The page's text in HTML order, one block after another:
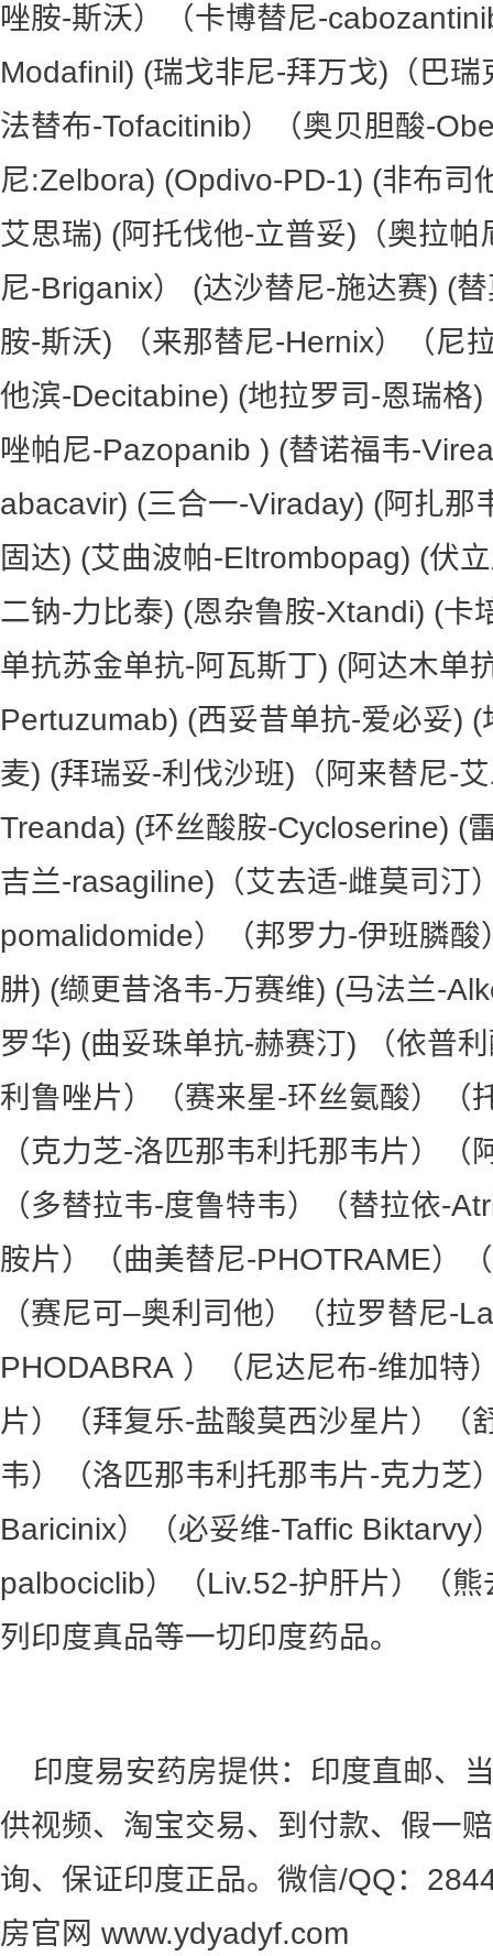
唑胺-斯沃）（卡博替尼-
Modafinil) (瑞戈非尼-拜万戈)（巴
法替布-Tofacitinib）（奥贝胆酸-
尼:Zelbora) (Opdivo-PD-1) (非布司
艾思瑞) (阿托伐他-立普妥)（奥拉
尼-Briganix） (达沙替尼-施达赛) (
胺-斯沃) （来那替尼-Hernix）（尼
他滨-Decitabine) (地拉罗司-恩瑞格
唑帕尼-Pazopanib ) (替诺福韦-
abacavir) (三合一-Viraday) (阿扎那
固达) (艾曲波帕-Eltrombopag) (伏
二钠-力比泰) (恩杂鲁胺-Xtandi) (卡
单抗苏金单抗-阿瓦斯丁) (阿达木单
Pertuzumab) (西妥昔单抗-爱必妥)
麦) (拜瑞妥-利伐沙班)（阿来替尼-
Treanda) (环丝酸胺-Cycloserine) (
吉兰-rasagiline)（艾去适-雌莫司汀
pomalidomide）（邦罗力-伊班膦
肼) (缬更昔洛韦-万赛维) (马法兰-
罗华) (曲妥珠单抗-赫赛汀) （依普
利鲁唑片）（赛来星-环丝氨酸）（
（克力芝-洛匹那韦利托那韦片）（
（多替拉韦-度鲁特韦）（替拉依-
胺片）（曲美替尼-PHOTRAME）
（赛尼可–奥利司他）（拉罗替尼-
PHODABRA ）（尼达尼布-维加特
片）（拜复乐-盐酸莫西沙星片）（
韦）（洛匹那韦利托那韦片-克力芝
Baricinix）（必妥维-Taffic Biktarvy
palbociclib）（Liv.52-护肝片）（
列印度真品等一切印度药品。
印度易安药房提供：印度直邮、
供视频、淘宝交易、到付款、假一
询、保证印度正品。微信/QQ：
房官网 www.ydyadyf.com